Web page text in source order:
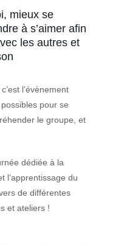
mieux se
à s’aimer afin
les autres et
l’évènement
pour se
le groupe, et
dédiée à la
l’apprentissage du
de différentes
et ateliers !